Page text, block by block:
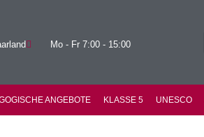
Mo - Fr 7:00 - 15:00
ANGEBOTE KLASSE 5 UNESCO